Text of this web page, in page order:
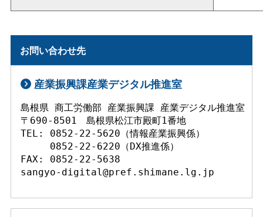
お問い合わせ先
産業振興課産業デジタル推進室
島根県 商工労働部 産業振興課 産業デジタル推進室
〒690-8501　島根県松江市殿町1番地
TEL: 0852-22-5620（情報産業振興係）
0852-22-6220（DX推進係）
FAX: 0852-22-5638